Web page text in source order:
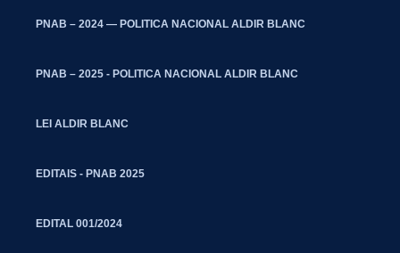
PNAB – 2024 — POLITICA NACIONAL ALDIR BLANC
PNAB – 2025 - POLITICA NACIONAL ALDIR BLANC
LEI ALDIR BLANC
EDITAIS - PNAB 2025
EDITAL 001/2024